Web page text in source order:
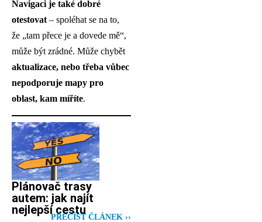
Navigaci je také dobré
otestovat – spoléhat se na to,
že „tam přece je a dovede mě“,
může být zrádné. Může chybět
aktualizace, nebo třeba vůbec
nepodporuje mapy pro
oblast, kam míříte.
Plánovač trasy
autem: jak najít
nejlepší cestu
PŘEČÍST ČLÁNEK ››